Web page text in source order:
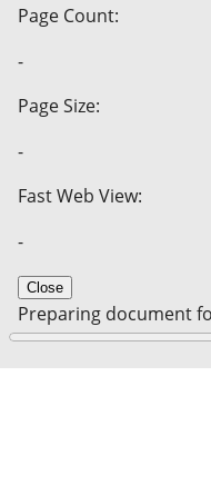
Page Count:
-
Page Size:
-
Fast Web View:
-
Close
Preparing document